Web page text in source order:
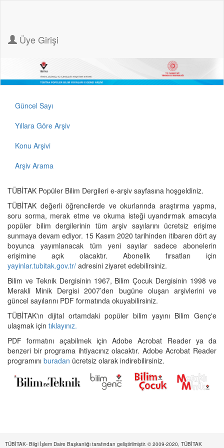
Üye Girişi
Güncel Sayı
Yıllara Göre Arşiv
Konu Arşivi
Arşiv Arama
TÜBİTAK Popüler Bilim Dergileri e-arşiv sayfasına hoşgeldiniz.
TÜBİTAK değerli öğrencilerde ve okurlarında araştırma yapma,
soru sorma, merak etme ve okuma isteği uyandırmak amacıyla
popüler bilim dergilerinin tüm arşiv sayılarını ücretsiz erişime
sunmaya devam ediyor. 15 Kasım 2020 tarihinden itibaren dört ay
boyunca yayımlanacak tüm yeni sayılar sadece abonelerin
erişimine açık olacaktır. Abonelik fırsatları için
yayinlar.tubitak.gov.tr/ adresini ziyaret edebilirsiniz.
Bilim ve Teknik Dergisinin 1967, Bilim Çocuk Dergisinin 1998 ve
Merakli Minik Dergisi 2007’den bugüne oluşan arşivlerini ve
güncel sayılarını PDF formatında okuyabilirsiniz.
TÜBİTAK'ın dijital ortamdaki popüler bilim yayını Bilim Genç'e
ulaşmak için tıklayınız.
PDF formatını açabilmek için Adobe Acrobat Reader ya da
benzeri bir programa ihtiyacınız olacaktır. Adobe Acrobat Reader
programını buradan ücretsiz olarak indirebilirsiniz.
TÜBİTAK- Bilgi İşlem Daire Başkanlığı tarafından geliştirilmiştir. © 2009-2020, TÜBİTAK